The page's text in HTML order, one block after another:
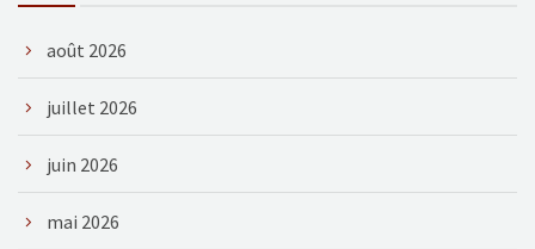
août 2026
juillet 2026
juin 2026
mai 2026